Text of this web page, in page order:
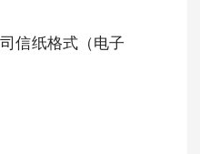
信纸格式（电子